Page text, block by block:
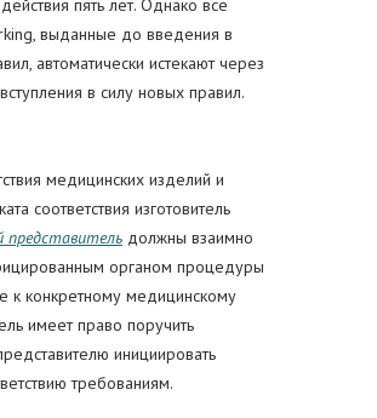
пять лет. Однако все
выданные до введения в
автоматически истекают через
в силу новых правил.
медицинских изделий и
соответствия изготовитель
представитель должны взаимно
органом процедуры
к конкретному медицинскому
имеет право поручить
инициировать
требованиям.